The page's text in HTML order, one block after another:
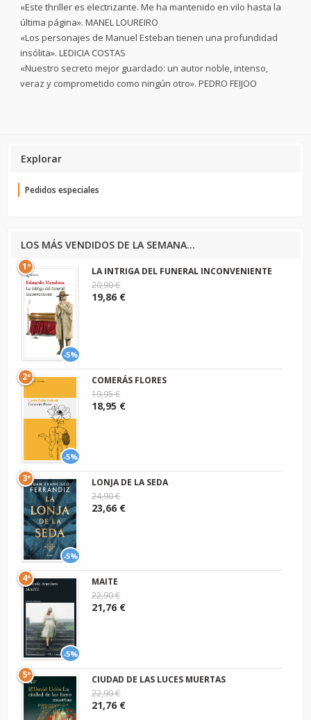
«Este thriller es electrizante. Me ha mantenido en vilo hasta la
última página». MANEL LOUREIRO
«Los personajes de Manuel Esteban tienen una profundidad
insólita». LEDICIA COSTAS
«Nuestro secreto mejor guardado: un autor noble, intenso,
veraz y comprometido como ningún otro». PEDRO FEIJOO
Explorar
Pedidos especiales
LOS MÁS VENDIDOS DE LA SEMANA...
-5%
1º
LA INTRIGA DEL FUNERAL INCONVENIENTE
20,90 €
19,86 €
-5%
2º
COMERÁS FLORES
19,95 €
18,95 €
-5%
3º
LONJA DE LA SEDA
24,90 €
23,66 €
-5%
4º
MAITE
22,90 €
21,76 €
5º
CIUDAD DE LAS LUCES MUERTAS
22,90 €
21,76 €